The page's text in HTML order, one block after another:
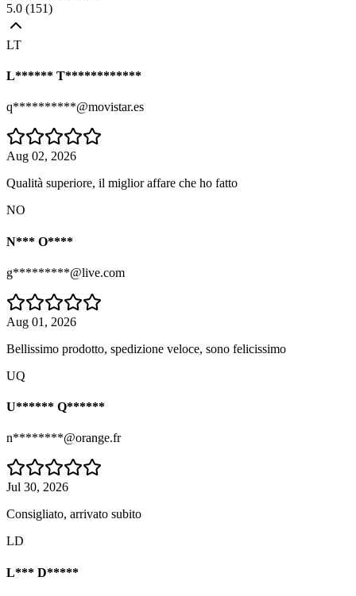
5.0 (151)
LT
L****** T************
q**********@movistar.es
Aug 02, 2026
Qualità superiore, il miglior affare che ho fatto
NO
N*** O****
g*********@live.com
Aug 01, 2026
Bellissimo prodotto, spedizione veloce, sono felicissimo
UQ
U****** Q******
n********@orange.fr
Jul 30, 2026
Consigliato, arrivato subito
LD
L*** D*****